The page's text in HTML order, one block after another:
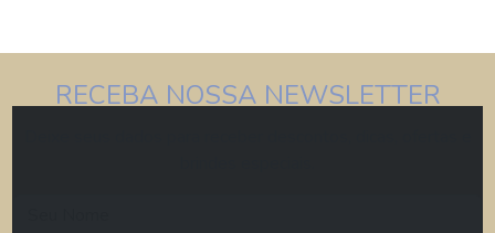
RECEBA NOSSA NEWSLETTER